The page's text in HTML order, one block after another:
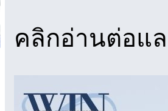
คลิกอ่านต่อแ